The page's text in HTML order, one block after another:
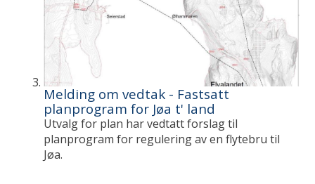
Melding om vedtak - Fastsatt
planprogram for Jøa t' land
Utvalg for plan har vedtatt forslag til
planprogram for regulering av en flytebru til
Jøa.